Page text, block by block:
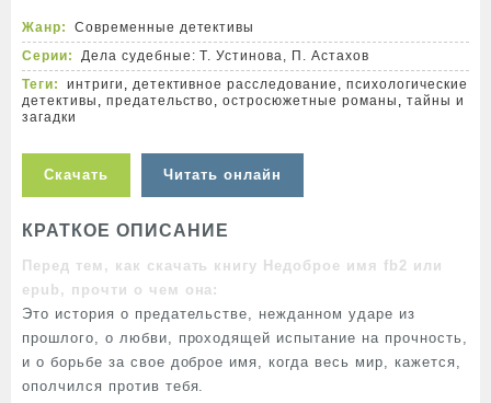
Жанр:
Современные детективы
Серии:
Дела судебные: Т. Устинова, П. Астахов
Теги:
интриги , детективное расследование , психологические
детективы , предательство,остросюжетные романы , тайны и
загадки
Скачать Читать онлайн
КРАТКОЕ ОПИСАНИЕ
Перед тем, как скачать книгу Недоброе имя fb2 или
epub, прочти о чем она:
Это история о предательстве, нежданном ударе из
прошлого, о любви, проходящей испытание на прочность,
и о борьбе за свое доброе имя, когда весь мир, кажется,
ополчился против тебя.